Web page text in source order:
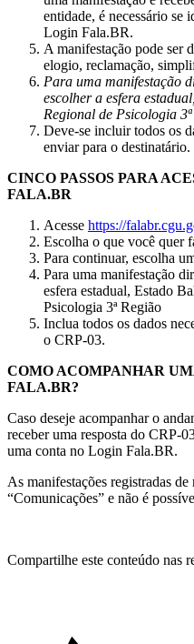
entidade, é necessário se
Login Fala.BR.
A manifestação pode ser
elogio, reclamação,
Para uma manifestação
escolher a esfera
Regional de Psicologia
Deve-se incluir todos os
enviar para o destinatário.
CINCO PASSOS PARA
FALA.BR
Acesse https://
Escolha o que você quer
Para continuar, escolha
Para uma manifestação
esfera estadual, Estado
Psicologia 3ª Região
Inclua todos os dados
o CRP-03.
COMO ACOMPANHAR
FALA.BR?
Caso deseje acompanhar o
receber uma resposta do CRP-
uma conta no Login Fala.BR.
As manifestações registradas
“Comunicações” e não é
Compartilhe este conteúdo nas